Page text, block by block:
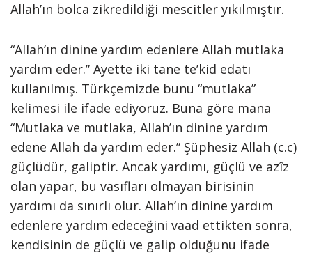
Allah’ın bolca zikredildiği mescitler yıkılmıştır.
“Allah’ın dinine yardım edenlere Allah mutlaka
yardım eder.” Ayette iki tane te’kid edatı
kullanılmış. Türkçemizde bunu “mutlaka”
kelimesi ile ifade ediyoruz. Buna göre mana
“Mutlaka ve mutlaka, Allah’ın dinine yardım
edene Allah da yardım eder.” Şüphesiz Allah (c.c)
güçlüdür, galiptir. Ancak yardımı, güçlü ve azîz
olan yapar, bu vasıfları olmayan birisinin
yardımı da sınırlı olur. Allah’ın dinine yardım
edenlere yardım edeceğini vaad ettikten sonra,
kendisinin de güçlü ve galip olduğunu ifade